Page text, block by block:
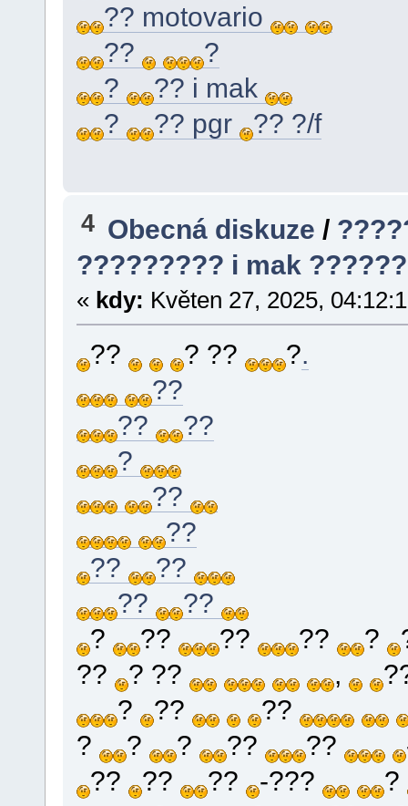
?? motovario
??
?
?
?? i mak
?
?? pgr ?? ?/f
4 Obecná diskuze /
????????? i mak ??????
« kdy: Květen 27, 2025,
?? ? ?? ?.
??
??
??
?
??
??
??
??
??
??
?
?? ?? ?? ?
??
? ?? ,
?
??
??
?
? ? ?? ??
??
?? ?? -???
?